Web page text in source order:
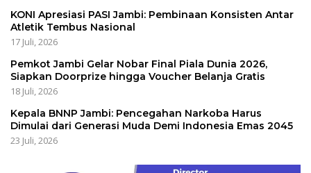
KONI Apresiasi PASI Jambi: Pembinaan Konsisten Antar
Atletik Tembus Nasional
17 Juli, 2026
Pemkot Jambi Gelar Nobar Final Piala Dunia 2026,
Siapkan Doorprize hingga Voucher Belanja Gratis
18 Juli, 2026
Kepala BNNP Jambi: Pencegahan Narkoba Harus
Dimulai dari Generasi Muda Demi Indonesia Emas 2045
23 Juli, 2026